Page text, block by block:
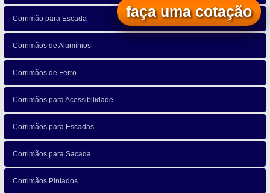
Corrimão para Escada
Corrimãos de Alumínios
Corrimãos de Ferro
Corrimãos para Acessibilidade
Corrimãos para Escadas
Corrimãos para Sacada
Corrimãos Pintados
faça uma cotação